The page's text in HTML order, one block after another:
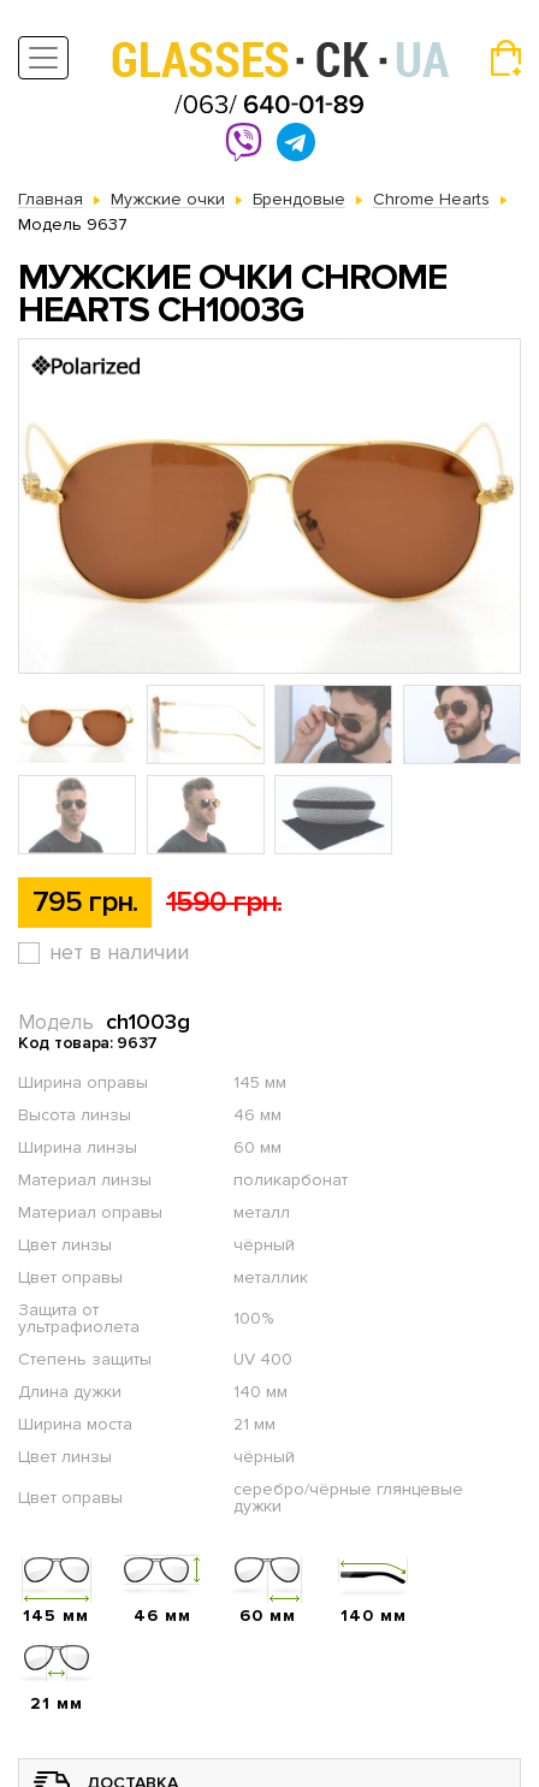
Главная Мужские очки Брендовые
Chrome Hearts
Модель 9637
МУЖСКИЕ ОЧКИ CHROME
HEARTS CH1003G
795 грн. 1590 грн.
нет в наличии
ch1003g
Модель
Код товара: 9637
Ширина оправы
145 мм
Высота линзы
46 мм
Ширина линзы
60 мм
Материал линзы
поликарбонат
Материал оправы
металл
Цвет линзы
чёрный
Цвет оправы
металлик
Защита от
ультрафиолета
100%
Степень защиты
UV 400
Длина дужки
140 мм
Ширина моста
21 мм
Цвет линзы
чёрный
Цвет оправы
серебро/чёрные глянцевые
дужки
145 мм 46 мм 60 мм 140 мм
21 мм